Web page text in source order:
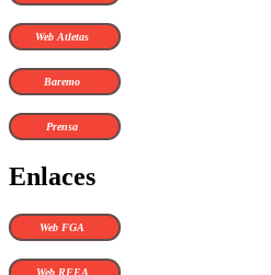
Web Atletas
Baremo
Prensa
Enlaces
Web FGA
Web RFEA